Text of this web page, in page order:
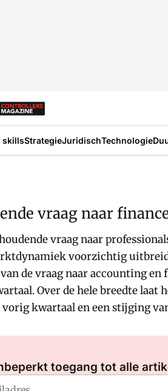
skillsStrategieJuridischTechnologie
vraag naar
vraag naar
voorzichtig
de vraag naar accounting
Over de hele breedte
kwartaal en een stijging
toegang tot alle